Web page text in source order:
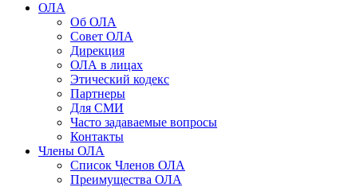
ОЛА
Об ОЛА
Совет ОЛА
Дирекция
ОЛА в лицах
Этический кодекс
Партнеры
Для СМИ
Часто задаваемые вопросы
Контакты
Члены ОЛА
Список Членов ОЛА
Преимущества ОЛА